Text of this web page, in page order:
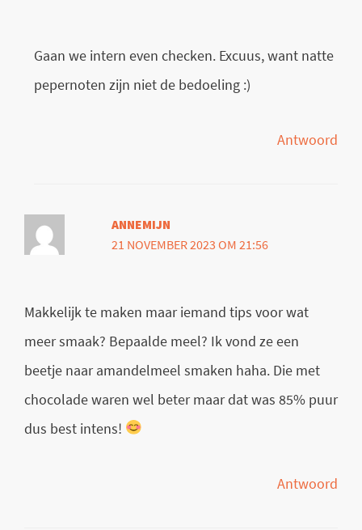
Gaan we intern even checken. Excuus, want natte
pepernoten zijn niet de bedoeling :)
Antwoord
ANNEMIJN
21 NOVEMBER 2023 OM 21:56
Makkelijk te maken maar iemand tips voor wat
meer smaak? Bepaalde meel? Ik vond ze een
beetje naar amandelmeel smaken haha. Die met
chocolade waren wel beter maar dat was 85% puur
dus best intens!
Antwoord